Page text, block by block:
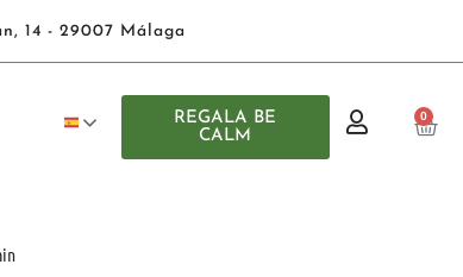
14 - 29007 Málaga
REGALA BE
CALM
0